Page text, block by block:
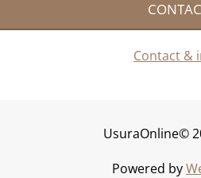
Contact &
UsuraOnline©
Powered by